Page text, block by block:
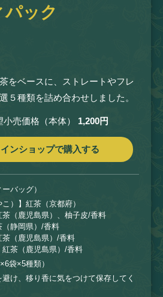
ック
をベースに、ストレートやフレ
５種類を詰め合わせしました。
小売価格（本体） 1,200円
ンショップで購入する
バッグ）
こ）】紅茶（京都府）
茶（鹿児島県）、柚子皮/香料
（静岡県）/香料
茶（鹿児島県）/香料
紅茶（鹿児島県）/香料
袋×5種類）
け、移り香に気をつけて保存してく